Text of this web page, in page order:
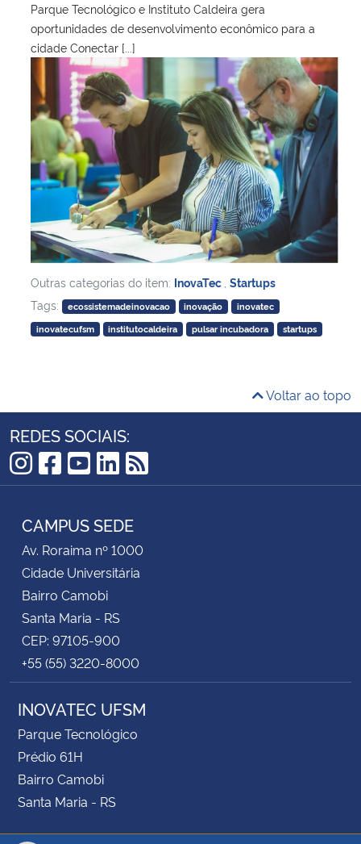
Parque Tecnológico e Instituto Caldeira gera
oportunidades de desenvolvimento econômico para a
cidade Conectar [...]
Outras categorias do item: InovaTec Startups
Tags:
ecossistemadeinovacao inovação
inovatec
inovatecufsm
institutocaldeira pulsar incubadora startups
Voltar ao topo
REDES SOCIAIS:
Instagram
Facebook
YouTube
LinkedIn
RSS
CAMPUS SEDE
Av. Roraima nº 1000
Cidade Universitária
Bairro Camobi
Santa Maria - RS
CEP: 97105-900
+55 (55) 3220-8000
INOVATEC UFSM
Parque Tecnológico
Prédio 61H
Bairro Camobi
Santa Maria - RS